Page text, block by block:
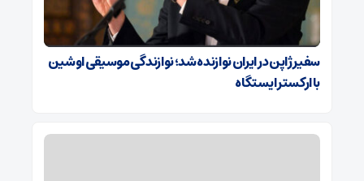
سفیر ژاپن در ایران نوازنده شد؛ نوازندگی موسیقی اوشین
با ارکستر ایستگاه